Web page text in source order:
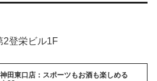
2登栄ビル1F
田東口店：スポーツもお酒も楽しめる